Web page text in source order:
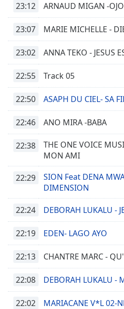
Descriptions
descriptions
off,
selected
subtitles
settings,
opens
subtitles
settings
dialog
subtitles
off,
selected
Picture-
in-
Picture
Fullscreen
modal
window.
23:12 ARNAUD MIGAN -
23:07 MARIE MICHELLE -
23:02 ANNA TEKO - JESUS
22:55 Track 05
22:50 ASAPH DU CIEL- SA
22:46 ANO MIRA -BABA
22:38
THE ONE VOICE
MON AMI
22:29
SION Feat DENA
DIMENSION
22:24 DEBORAH LUKALU -
22:19 EDEN- LAGO AYO
22:13 CHANTRE MARC -
22:08 DEBORAH LUKALU -
22:02 MARIACANE V*L 02-